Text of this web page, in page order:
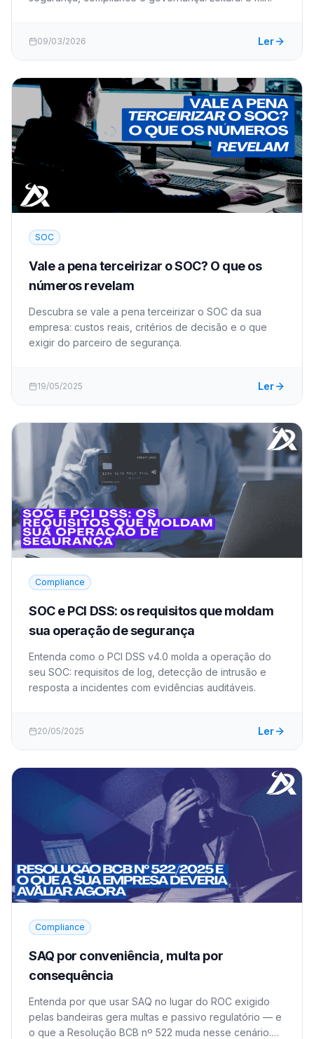
09/03/2026 Ler
SOC
Vale a pena terceirizar o SOC? O que os
números revelam
Descubra se vale a pena terceirizar o SOC da sua
empresa: custos reais, critérios de decisão e o que
exigir do parceiro de segurança.
19/05/2025 Ler
Compliance
SOC e PCI DSS: os requisitos que moldam
sua operação de segurança
Entenda como o PCI DSS v4.0 molda a operação do
seu SOC: requisitos de log, detecção de intrusão e
resposta a incidentes com evidências auditáveis.
20/05/2025 Ler
Compliance
SAQ por conveniência, multa por
consequência
Entenda por que usar SAQ no lugar do ROC exigido
pelas bandeiras gera multas e passivo regulatório — e
o que a Resolução BCB nº 522 muda nesse cenário.